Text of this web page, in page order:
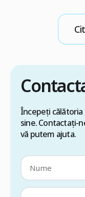
Începeți
sine. Contactați-
vă putem ajuta.